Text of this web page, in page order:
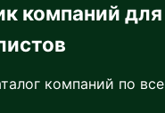
компаний для
компаний по